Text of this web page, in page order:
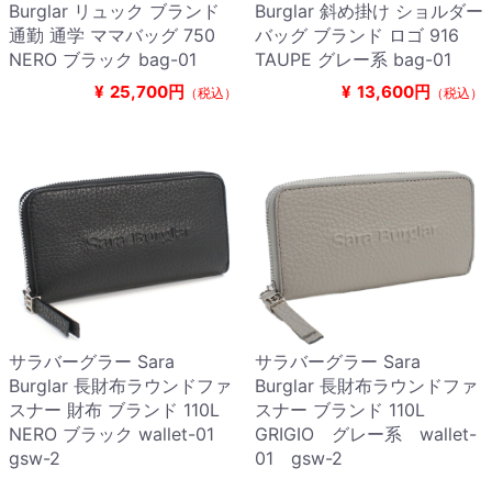
Burglar リュック ブランド
通勤 通学 ママバッグ 750
NERO ブラック bag-01
¥ 25,700円 （税込）
Burglar 斜め掛け ショルダー
バッグ ブランド ロゴ 916
TAUPE グレー系 bag-01
¥ 13,600円 （税込）
サラバーグラー Sara
Burglar 長財布ラウンドファ
スナー 財布 ブランド 110L
NERO ブラック wallet-01
gsw-2
サラバーグラー Sara
Burglar 長財布ラウンドファ
スナー ブランド 110L
GRIGIO グレー系 wallet-
01 gsw-2